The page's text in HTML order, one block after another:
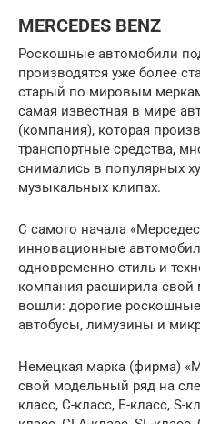
MERCEDES BENZ
Роскошные автомобили
производятся уже более
старый по мировым
самая известная в мире
(компания), которая
транспортные средства,
снимались в популярных
музыкальных клипах.
С самого начала
инновационные
одновременно стиль и
компания расширила
вошли: дорогие
автобусы, лимузины и
Немецкая марка (фирма)
свой модельный ряд на
класс, С-класс, Е-класс, S-